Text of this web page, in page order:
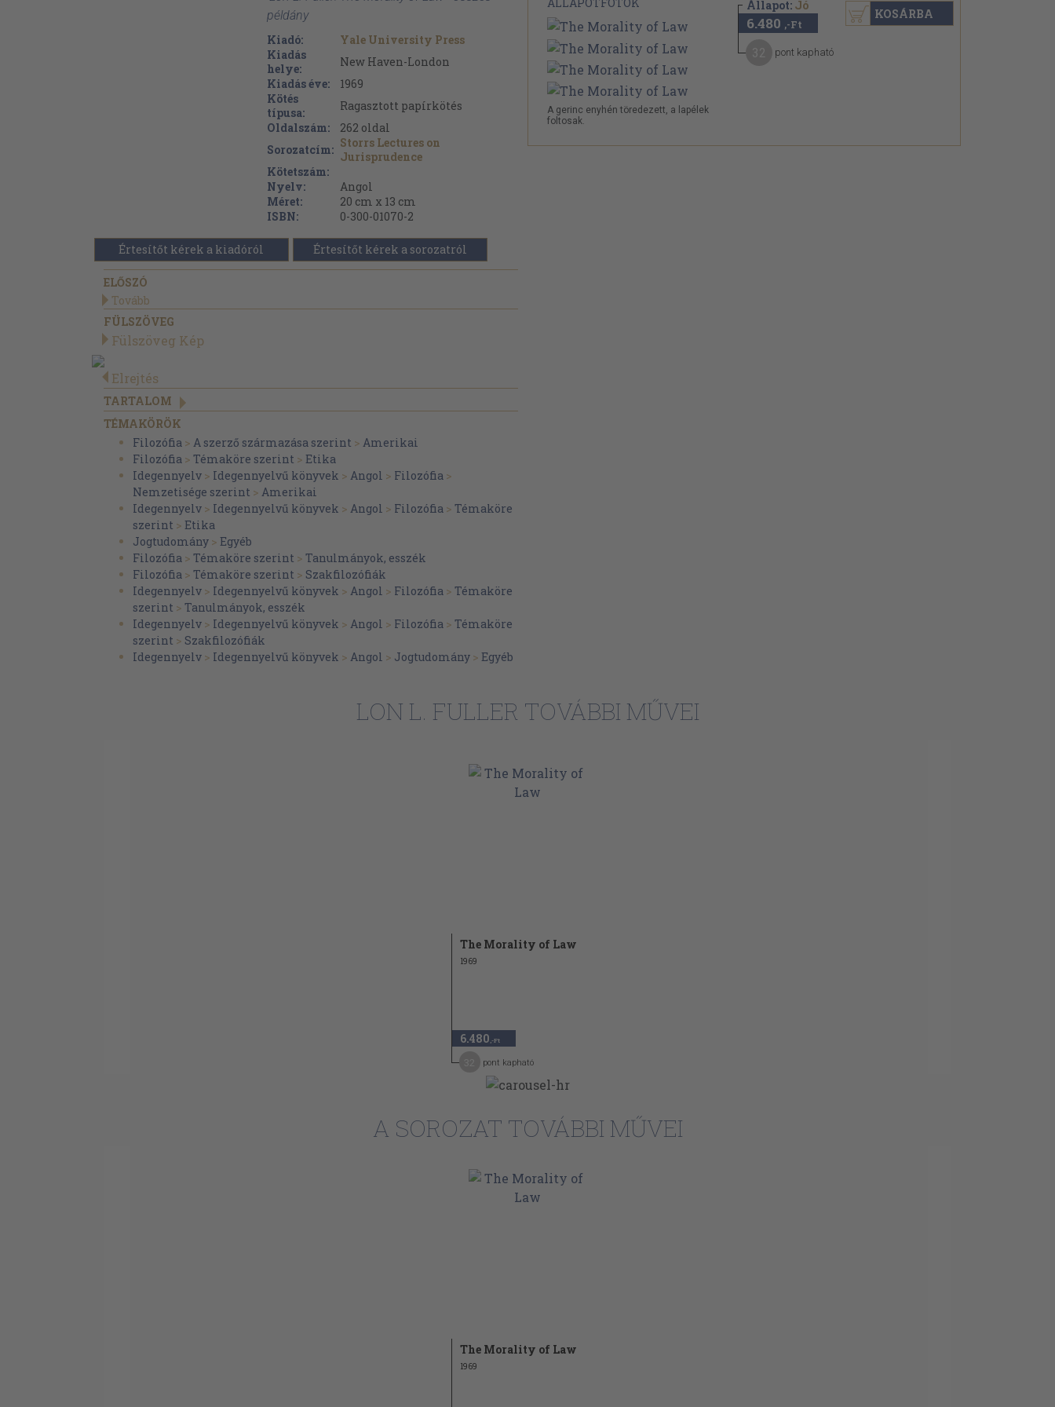
példány
Kiadó:
Yale University Press
Kiadás
helye:
New Haven-London
Kiadás éve:
1969
Kötés
típusa:
Ragasztott papírkötés
Oldalszám:
262 oldal
Sorozatcím: Storrs Lectures on
Jurisprudence
Kötetszám:
Nyelv:
Angol
Méret:
20 cm x 13 cm
ISBN:
0-300-01070-2
Értesítőt kérek a kiadóról Értesítőt kérek a sorozatról
ELŐSZÓ
Tovább
FÜLSZÖVEG
Fülszöveg Kép
Elrejtés
TARTALOM
TÉMAKÖRÖK
Filozófia > A szerző származása szerint > Amerikai
Filozófia > Témaköre szerint > Etika
Idegennyelv > Idegennyelvű könyvek > Angol > Filozófia >
Nemzetisége szerint > Amerikai
Idegennyelv > Idegennyelvű könyvek > Angol > Filozófia > Témaköre
szerint > Etika
Jogtudomány > Egyéb
Filozófia > Témaköre szerint > Tanulmányok, esszék
Filozófia > Témaköre szerint > Szakfilozófiák
Idegennyelv > Idegennyelvű könyvek > Angol > Filozófia > Témaköre
szerint > Tanulmányok, esszék
Idegennyelv > Idegennyelvű könyvek > Angol > Filozófia > Témaköre
szerint > Szakfilozófiák
Idegennyelv > Idegennyelvű könyvek > Angol > Jogtudomány > Egyéb
A gerinc enyhén töredezett, a lapélek
foltosak.
Állapot: Jó
6.480 ,-Ft
pont kapható
KOSÁRBA
LON L. FULLER TOVÁBBI MŰVEI
The Morality of Law
1969
6.480 ,-Ft
pont kapható
A SOROZAT TOVÁBBI MŰVEI
The Morality of Law
1969